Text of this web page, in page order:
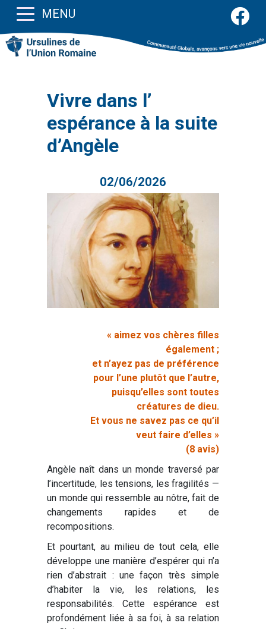
MENU
Vivre dans l’
espérance à la suite
d’Angèle
02/06/2026
« aimez vos chères filles
également ;
et n’ayez pas de préférence
pour l’une plutôt que l’autre,
puisqu’elles sont toutes
créatures de dieu.
Et vous ne savez pas ce qu’il
veut faire d’elles »
(8 avis)
Angèle naît dans un monde traversé par
l’incertitude, les tensions, les fragilités —
un monde qui ressemble au nôtre, fait de
changements rapides et de
recompositions.
Et pourtant, au milieu de tout cela, elle
développe une manière d’espérer qui n’a
rien d’abstrait : une façon très simple
d’habiter la vie, les relations, les
responsabilités. Cette espérance est
profondément liée à sa foi, à sa relation